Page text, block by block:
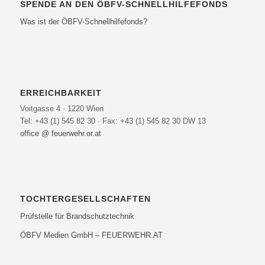
SPENDE AN DEN ÖBFV-SCHNELLHILFEFONDS
Was ist der ÖBFV-Schnellhilfefonds?
ERREICHBARKEIT
Voitgasse 4 · 1220 Wien
Tel: +43 (1) 545 82 30 · Fax: +43 (1) 545 82 30 DW 13
office @ feuerwehr.or.at
TOCHTERGESELLSCHAFTEN
Prüfstelle für Brandschutztechnik
ÖBFV Medien GmbH – FEUERWEHR.AT